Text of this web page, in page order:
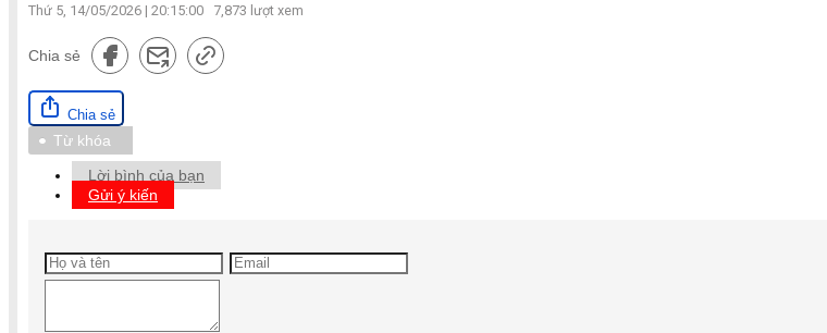
Thứ 5, 14/05/2026 | 20:15:00 7,873 lượt xem
Chia sẻ
Chia sẻ
Từ khóa
Lời bình của bạn
Gửi ý kiến